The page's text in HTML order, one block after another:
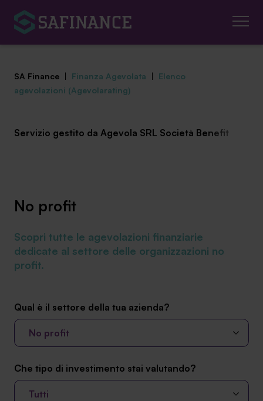
Mediazione Creditizia
News ed eventi
Chi siamo
Ambassador
Contatti
Lavora con noi
SA Finance | Finanza Agevolata | Elenco
agevolazioni (Agevolarating)
Servizio gestito da Agevola SRL Società Benefit
No profit
Scopri tutte le agevolazioni finanziarie
dedicate al settore delle organizzazioni no
profit.
Qual è il settore della tua azienda?
No profit
Che tipo di investimento stai valutando?
Tutti